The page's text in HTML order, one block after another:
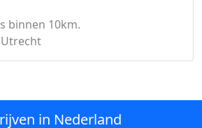
binnen 10km.
in Nederland